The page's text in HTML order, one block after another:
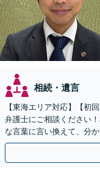
相続・遺言
【東海エリア対応】【初
弁護士にご相談ください
な言葉に言い換えて、分
い、納得できる解決を目